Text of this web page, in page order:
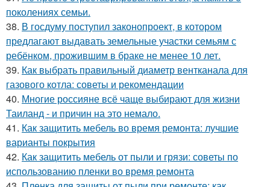
поколениях семьи.
38. В госдуму поступил законопроект, в котором
предлагают выдавать земельные участки семьям с
ребёнком, прожившим в браке не менее 10 лет.
39. Как выбрать правильный диаметр вентканала для
газового котла: советы и рекомендации
40. Многие россияне всё чаще выбирают для жизни
Таиланд - и причин на это немало.
41. Как защитить мебель во время ремонта: лучшие
варианты покрытия
42. Как защитить мебель от пыли и грязи: советы по
использованию пленки во время ремонта